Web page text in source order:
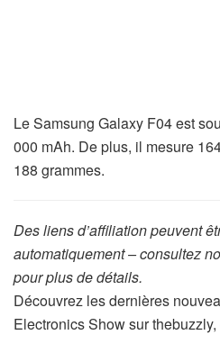
Le Samsung Galaxy F04 est
000 mAh. De plus, il mesure
188 grammes.
Des liens d’affiliation peuvent
automatiquement – consultez
pour plus de détails.
Découvrez les dernières
Electronics Show sur